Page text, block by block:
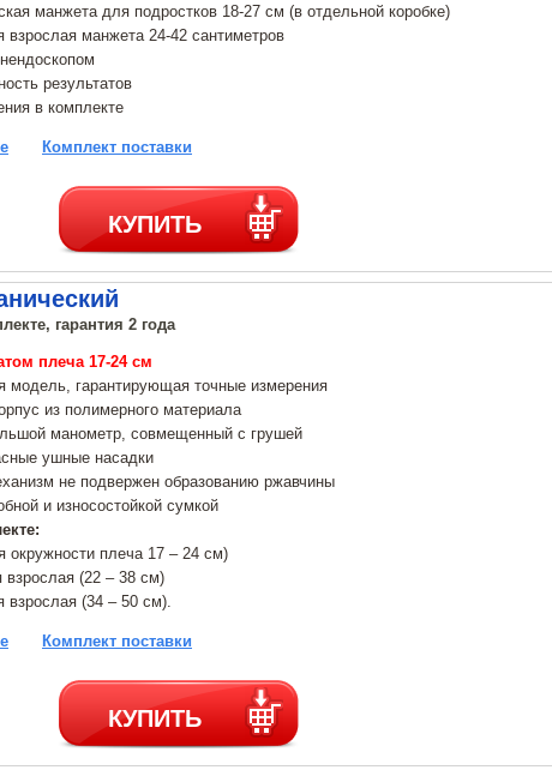
манжета для подростков 18-27 см (в отдельной коробке)
взрослая манжета 24-42 сантиметров
результатов
в комплекте
Комплект поставки
КУПИТЬ
гарантия 2 года
плеча 17-24 см
модель, гарантирующая точные измерения
из полимерного материала
манометр, совмещенный с грушей
ушные насадки
не подвержен образованию ржавчины
и износостойкой сумкой
окружности плеча 17 – 24 см)
взрослая (22 – 38 см)
взрослая (34 – 50 см).
Комплект поставки
КУПИТЬ